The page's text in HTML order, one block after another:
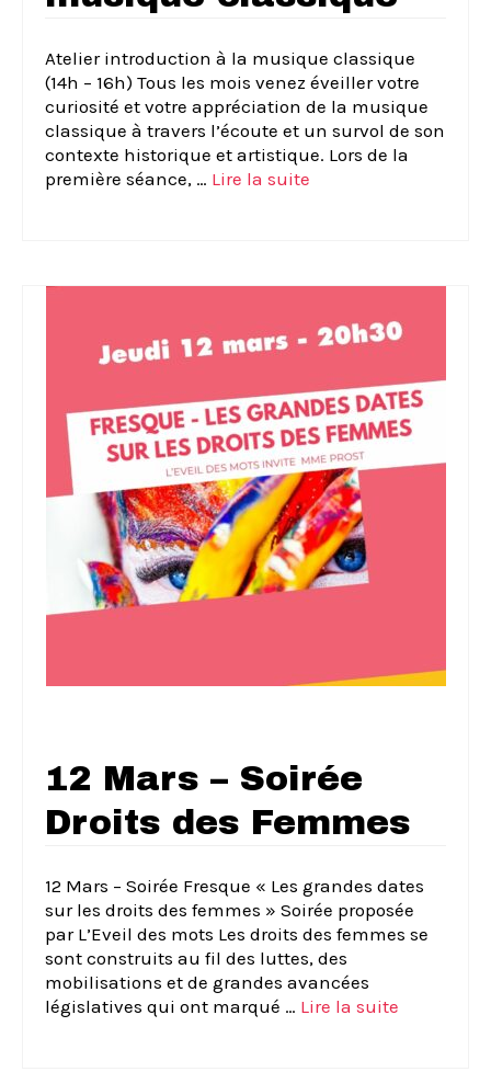
Atelier introduction à la musique classique
(14h – 16h) Tous les mois venez éveiller votre
curiosité et votre appréciation de la musique
classique à travers l’écoute et un survol de son
contexte historique et artistique. Lors de la
première séance, … Lire la suite­­
12 Mars – Soirée
Droits des Femmes
12 Mars – Soirée Fresque « Les grandes dates
sur les droits des femmes » Soirée proposée
par L’Eveil des mots Les droits des femmes se
sont construits au fil des luttes, des
mobilisations et de grandes avancées
législatives qui ont marqué … Lire la suite­­